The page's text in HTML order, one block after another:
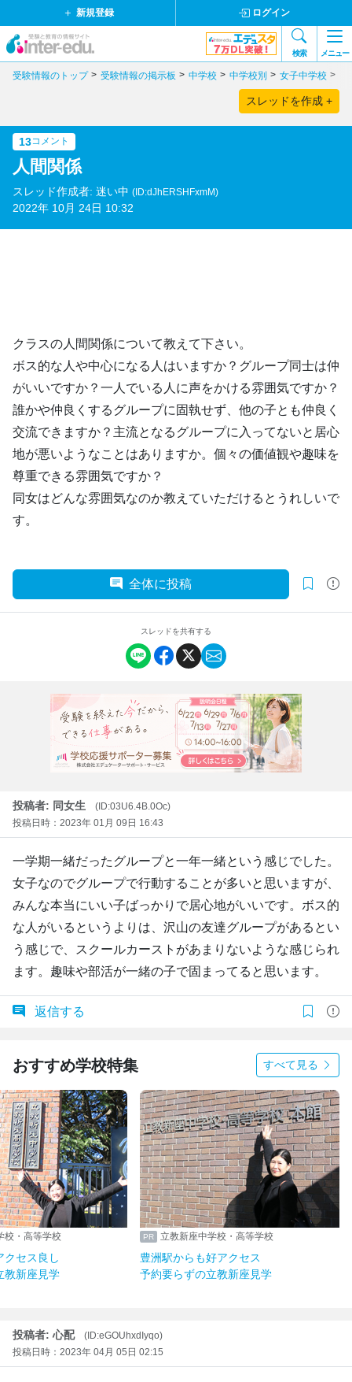
新規登録 ログイン
検索 メニュー
受験情報のトップ 受験情報の掲示板 中学校 中学校別 女子中学校
スレッドを作成 +
13コメント
人間関係
スレッド作成者: 迷い中 (ID:dJhERSHFxmM)
2022年 10月 24日 10:32
クラスの人間関係について教えて下さい。
ボス的な人や中心になる人はいますか？グループ同士は仲
がいいですか？一人でいる人に声をかける雰囲気ですか？
誰かや仲良くするグループに固執せず、他の子とも仲良く
交流できますか？主流となるグループに入ってないと居心
地が悪いようなことはありますか。個々の価値観や趣味を
尊重できる雰囲気ですか？
同女はどんな雰囲気なのか教えていただけるとうれしいで
す。
全体に投稿
スレッドを共有する
投稿者: 同女生
(ID:03U6.4B.0Oc)
投稿日時：2023年 01月 09日 16:43
一学期一緒だったグループと一年一緒という感じでした。
女子なのでグループで行動することが多いと思いますが、
みんな本当にいい子ばっかりで居心地がいいです。ボス的
な人がいるというよりは、沢山の友達グループがあるとい
う感じで、スクールカーストがあまりないような感じられ
ます。趣味や部活が一緒の子で固まってると思います。
返信する
おすすめ学校特集 すべて見る
校・高等学校
クセス良し
教新座見学
立教新座中学校・高等学校
豊洲駅からも好アクセス
予約要らずの立教新座見学
投稿者: 心配
(ID:eGOUhxdIyqo)
投稿日時：2023年 04月 05日 02:15